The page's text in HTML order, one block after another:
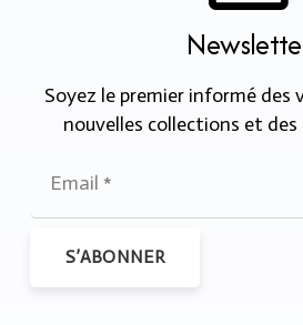
Soyez le premier informé des
nouvelles collections et
S’ABONNER